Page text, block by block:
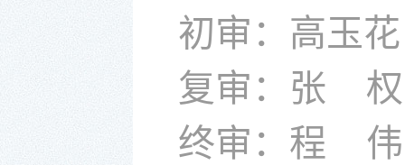
初审：高玉花
复审：张 权
终审：程
伟